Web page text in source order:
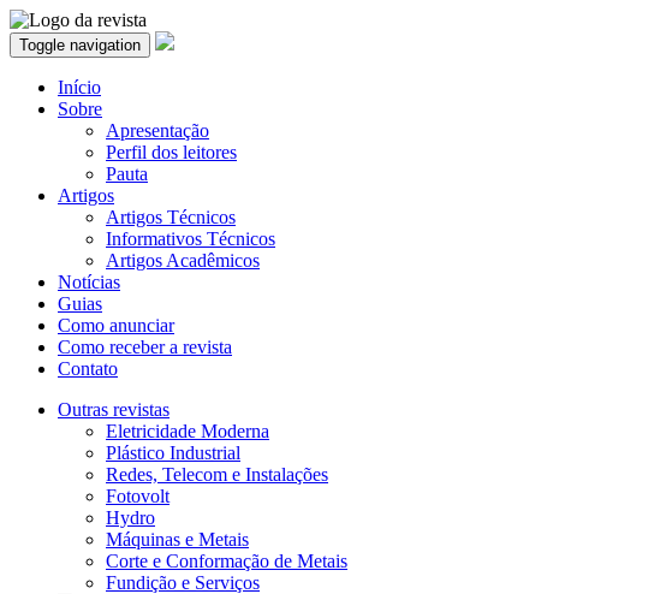
Toggle navigation
Início
Sobre
Apresentação
Perfil dos leitores
Pauta
Artigos
Artigos Técnicos
Informativos Técnicos
Artigos Acadêmicos
Notícias
Guias
Como anunciar
Como receber a revista
Contato
Outras revistas
Eletricidade Moderna
Plástico Industrial
Redes, Telecom e Instalações
Fotovolt
Hydro
Máquinas e Metais
Corte e Conformação de Metais
Fundição e Serviços